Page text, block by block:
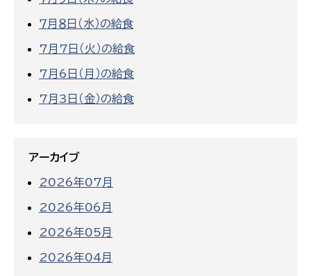
７月８日（水）の給食
7月7日（火）の給食
7月6日（月）の給食
7月3日（金）の給食
アーカイブ
2026年07月
2026年06月
2026年05月
2026年04月